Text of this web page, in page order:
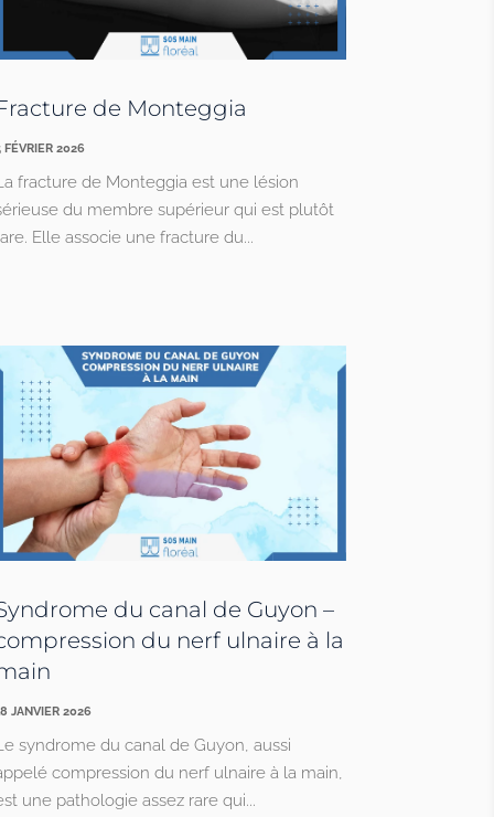
de Monteggia
FÉVRIER 2026
fracture de Monteggia est une lésion
du membre supérieur qui est plutôt
Elle associe une fracture du...
du canal de Guyon –
du nerf ulnaire à la
JANVIER 2026
syndrome du canal de Guyon, aussi
compression du nerf ulnaire à la main,
une pathologie assez rare qui...